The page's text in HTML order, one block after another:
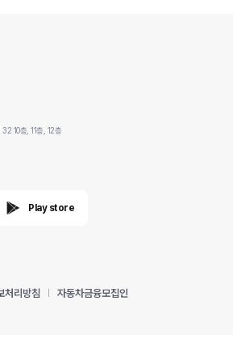
10층, 11층, 12층
Play store
처리방침 자동차금융모집인